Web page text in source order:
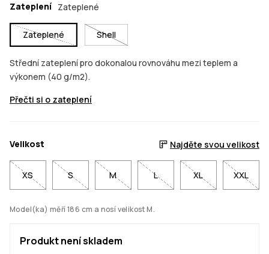
Zateplení Zateplené
Zateplené Shell
Střední zateplení pro dokonalou rovnováhu mezi teplem a
výkonem (40 g/m2).
Přečti si o zateplení
Velikost Najděte svou velikost
XS S M L XL XXL
Model(ka) měří 186 cm a nosí velikost M.
Produkt není skladem